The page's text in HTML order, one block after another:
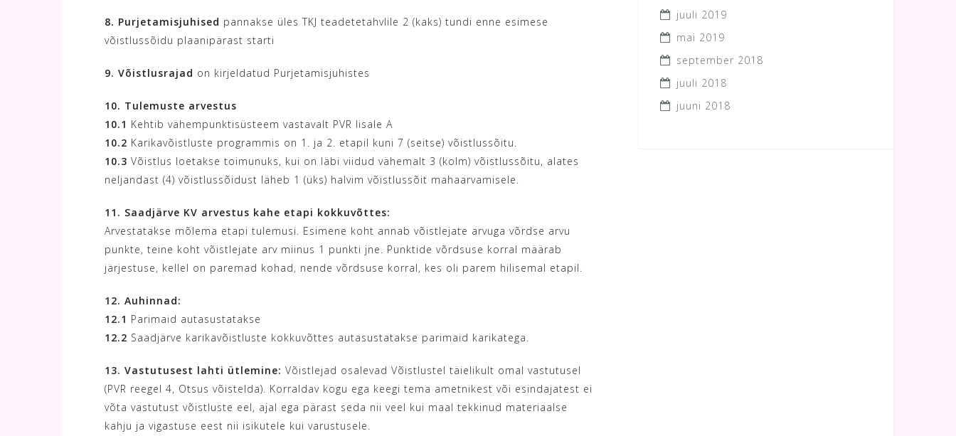
8. Purjetamisjuhised pannakse üles TKJ teadetetahvlile 2 (kaks) tundi enne esimese
võistlussõidu plaanipärast starti
9. Võistlusrajad on kirjeldatud Purjetamisjuhistes
10. Tulemuste arvestus
10.1 Kehtib vähempunktisüsteem vastavalt PVR lisale A
10.2 Karikavõistluste programmis on 1. ja 2. etapil kuni 7 (seitse) võistlussõitu.
10.3 Võistlus loetakse toimunuks, kui on läbi viidud vähemalt 3 (kolm) võistlussõitu, alates
neljandast (4) võistlussõidust läheb 1 (üks) halvim võistlussõit mahaarvamisele.
11. Saadjärve KV arvestus kahe etapi kokkuvõttes:
Arvestatakse mõlema etapi tulemusi. Esimene koht annab võistlejate arvuga võrdse arvu
punkte, teine koht võistlejate arv miinus 1 punkti jne. Punktide võrdsuse korral määrab
järjestuse, kellel on paremad kohad, nende võrdsuse korral, kes oli parem hilisemal etapil.
12. Auhinnad:
12.1 Parimaid autasustatakse
12.2 Saadjärve karikavõistluste kokkuvõttes autasustatakse parimaid karikatega.
13. Vastutusest lahti ütlemine: Võistlejad osalevad Võistlustel täielikult omal vastutusel
(PVR reegel 4, Otsus võistelda). Korraldav kogu ega keegi tema ametnikest või esindajatest ei
võta vastutust võistluste eel, ajal ega pärast seda nii veel kui maal tekkinud materiaalse
kahju ja vigastuse eest nii isikutele kui varustusele.
juuli 2019
mai 2019
september 2018
juuli 2018
juuni 2018